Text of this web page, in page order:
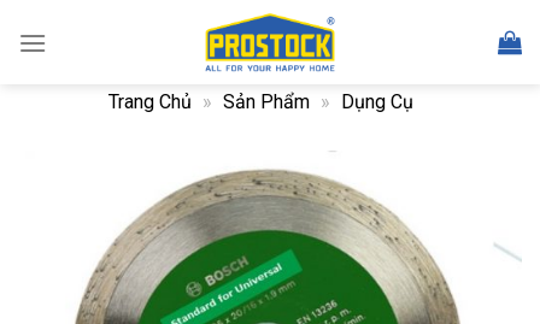
Trang Chủ » Sản Phẩm » Dụng Cụ